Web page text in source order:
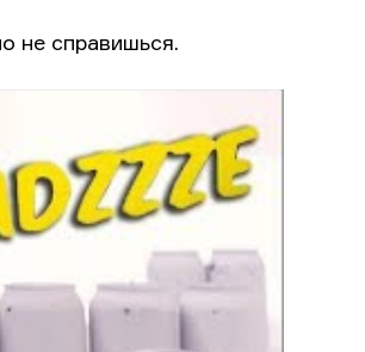
не справишься.